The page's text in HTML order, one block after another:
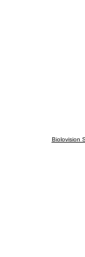
Biolovision